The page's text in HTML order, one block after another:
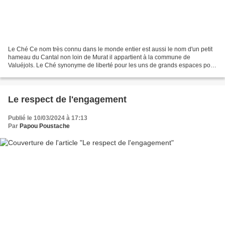
Le Ché Ce nom très connu dans le monde entier est aussi le nom d'un petit
hameau du Cantal non loin de Murat il appartient à la commune de
Valuéjols. Le Ché synonyme de liberté pour les uns de grands espaces pour
Le respect de l'engagement
Publié le 10/03/2024 à 17:13
Par Papou Poustache